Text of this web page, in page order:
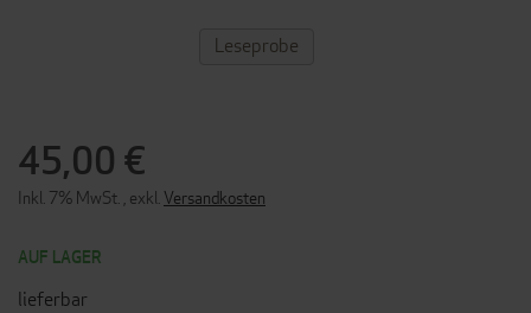
45,00 €
Inkl. 7% MwSt. exkl. Versandkosten
AUF LAGER
lieferbar
ZUM
ANFANG
Leseprobe